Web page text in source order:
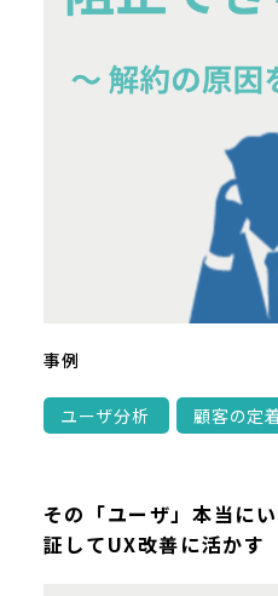
事例
ユーザ分析 顧客の定
その「ユーザ」本当に
証してUX改善に活かす